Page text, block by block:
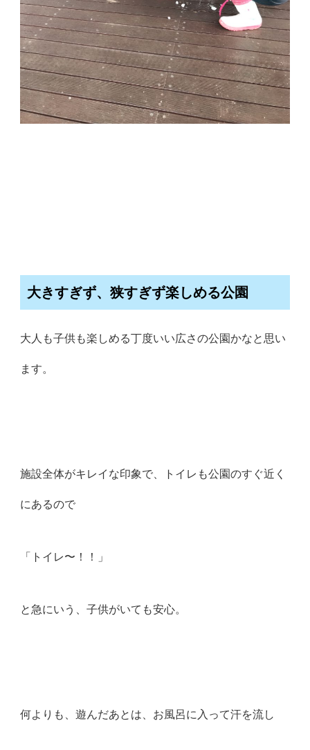
大きすぎず、狭すぎず楽しめる公園
大人も子供も楽しめる丁度いい広さの公園かなと思い
ます。
施設全体がキレイな印象で、トイレも公園のすぐ近く
にあるので
「トイレ〜！！」
と急にいう、子供がいても安心。
何よりも、遊んだあとは、お風呂に入って汗を流し